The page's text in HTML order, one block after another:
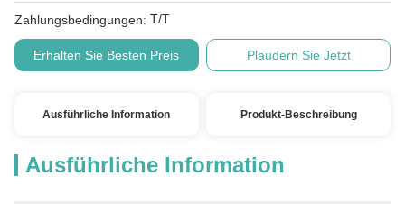
Zahlungsbedingungen: T/T
Erhalten Sie Besten Preis Plaudern Sie Jetzt
Ausführliche Information Produkt-Beschreibung
Ausführliche Information